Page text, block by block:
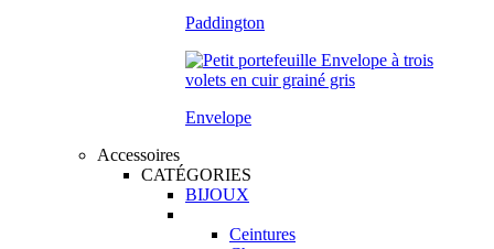
Paddington
Envelope
Accessoires
CATÉGORIES
BIJOUX
Ceintures